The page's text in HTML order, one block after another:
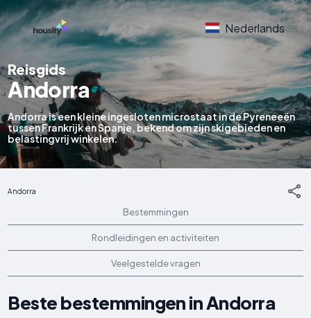
Nederlands
Reisgids
Andorra
Andorra is een kleine ingesloten microstaat in de Pyreneeën
tussen Frankrijk en Spanje, bekend om zijn skigebieden en
belastingvrij winkelen.
Andorra
Bestemmingen
Rondleidingen en activiteiten
Veelgestelde vragen
Beste bestemmingen in Andorra